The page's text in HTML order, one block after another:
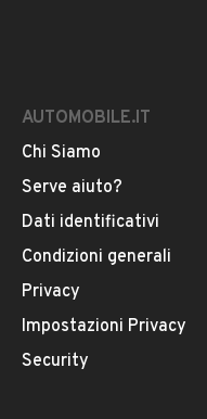
AUTOMOBILE.IT
Chi Siamo
Serve aiuto?
Dati identificativi
Condizioni generali
Privacy
Impostazioni Privacy
Security